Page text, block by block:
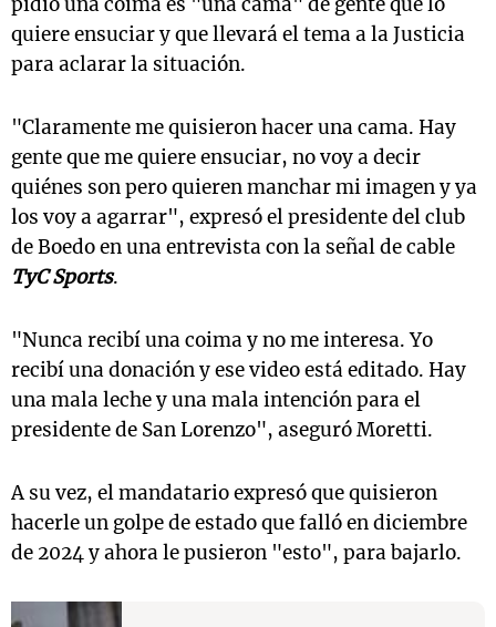
quiere ensuciar y que llevará el tema a la Justicia
para aclarar la situación.
"Claramente me quisieron hacer una cama. Hay
gente que me quiere ensuciar, no voy a decir
quiénes son pero quieren manchar mi imagen y ya
los voy a agarrar", expresó el presidente del club
de Boedo en una entrevista con la señal de cable
TyC Sports.
"Nunca recibí una coima y no me interesa. Yo
recibí una donación y ese video está editado. Hay
una mala leche y una mala intención para el
presidente de San Lorenzo", aseguró Moretti.
A su vez, el mandatario expresó que quisieron
hacerle un golpe de estado que falló en diciembre
de 2024 y ahora le pusieron "esto", para bajarlo.